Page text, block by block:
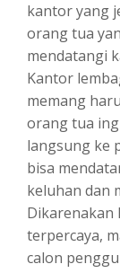
kantor yang
orang tua
mendatangi
Kantor
memang
orang tua
langsung ke
bisa
keluhan dan
Dikarenakan
terpercaya,
calon